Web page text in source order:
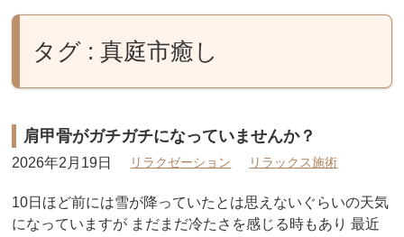
タグ : 真庭市癒し
肩甲骨がガチガチになっていませんか？
2026年2月19日 リラクゼーション リラックス施術
10日ほど前には雪が降っていたとは思えないぐらいの天気
になっていますが まだまだ冷たさを感じる時もあり 最近